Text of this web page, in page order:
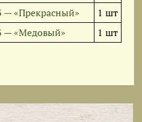
«Прекрасный»
1 шт
— «Медовый»
1 шт